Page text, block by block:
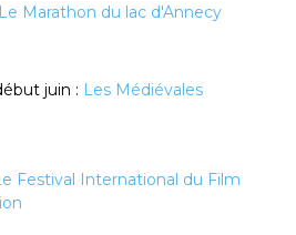
Le Marathon du lac d'Annecy
juin : Les Médiévales
Festival International du Film